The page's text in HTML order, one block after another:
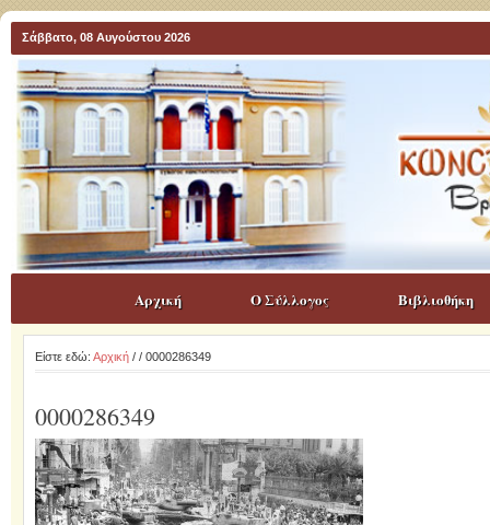
Σάββατο, 08 Αυγούστου 2026
Αρχική Ο Σύλλογος Βιβλιοθήκη
Είστε εδώ: Αρχική/ / 0000286349
0000286349